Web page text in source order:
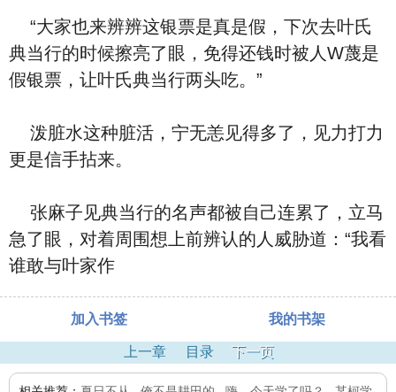
“大家也来辨辨这银票是真是假，下次去叶氏
典当行的时候擦亮了眼，免得还钱时被人W蔑是
假银票，让叶氏典当行两头吃。”
泼脏水这种脏活，宁无恙见得多了，见力打力
更是信手拈来。
张麻子见典当行的名声都被自己连累了，立马
急了眼，对着周围想上前辨认的人威胁道：“我看
谁敢与叶家作
加入书签 我的书架
上一章 目录 下一页